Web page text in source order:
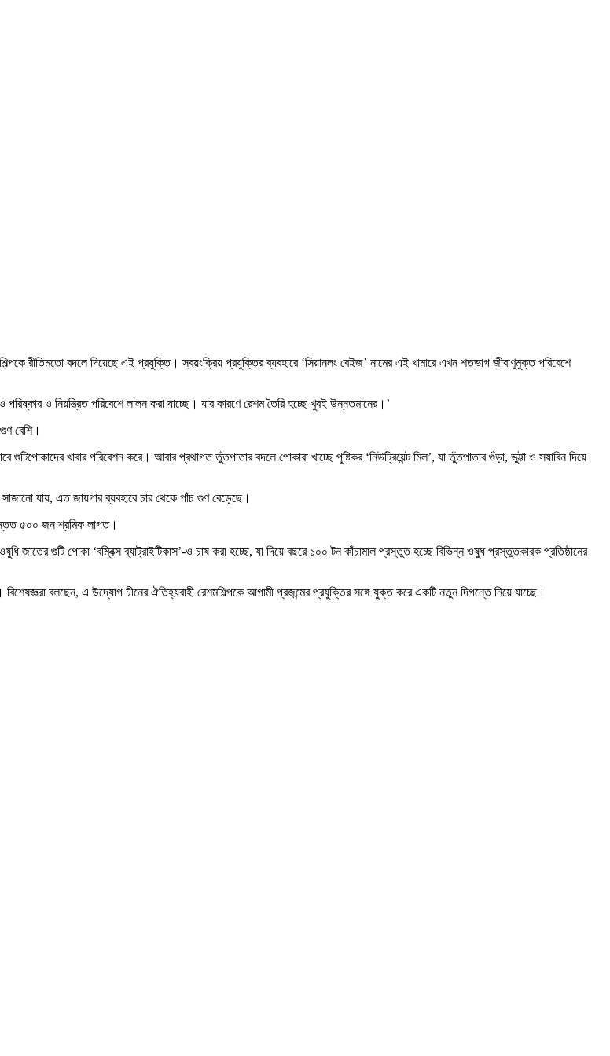
রীতিমতো বদলে দিয়েছে এই প্রযুক্তি। স্বয়ংক্রিয় প্রযুক্তির ব্যবহারে ‘সিয়ানলং বেইজ’ নামের এই খামারে এখন শতভাগ জীবাণুমুক্ত পরিবেশে
ও নিয়ন্ত্রিত পরিবেশে লালন করা যাচ্ছে। যার কারণে রেশম তৈরি হচ্ছে খুবই উন্নতমানের।’
বেশি।
খাবার পরিবেশন করে। আবার প্রথাগত তুঁতপাতার বদলে পোকারা খাচ্ছে পুষ্টিকর ‘নিউট্রিয়েন্ট মিল’, যা তুঁতপাতার গুঁড়া, ভুট্টা ও সয়াবিন দিয়ে
যায়, এত জায়গার ব্যবহারে চার থেকে পাঁচ গুণ বেড়েছে।
৫০০ জন শ্রমিক লাগত।
জাতের গুটি পোকা ‘বম্বিক্স ব্যাট্রাইটিকাস’-ও চাষ করা হচ্ছে, যা দিয়ে বছরে ১০০ টন কাঁচামাল প্রস্তুত হচ্ছে বিভিন্ন ওষুধ প্রস্তুতকারক প্রতিষ্ঠানের
বলছেন, এ উদ্যোগ চীনের ঐতিহ্যবাহী রেশমশিল্পকে আগামী প্রজন্মের প্রযুক্তির সঙ্গে যুক্ত করে একটি নতুন দিগন্তে নিয়ে যাচ্ছে।